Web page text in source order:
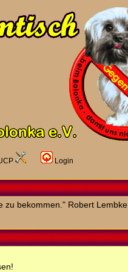
Login
zu bekommen." Robert Lembke